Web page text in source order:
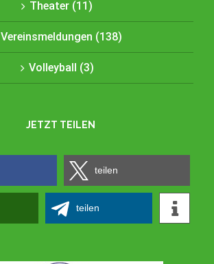
Theater (11)
Vereinsmeldungen (138)
Volleyball (3)
JETZT TEILEN
teilen
teilen